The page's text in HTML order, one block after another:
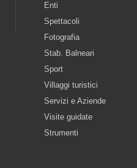
Enti
Spettacoli
Fotografia
Stab. Balneari
Sport
Villaggi turistici
Servizi e Aziende
Visite guidate
Strumenti